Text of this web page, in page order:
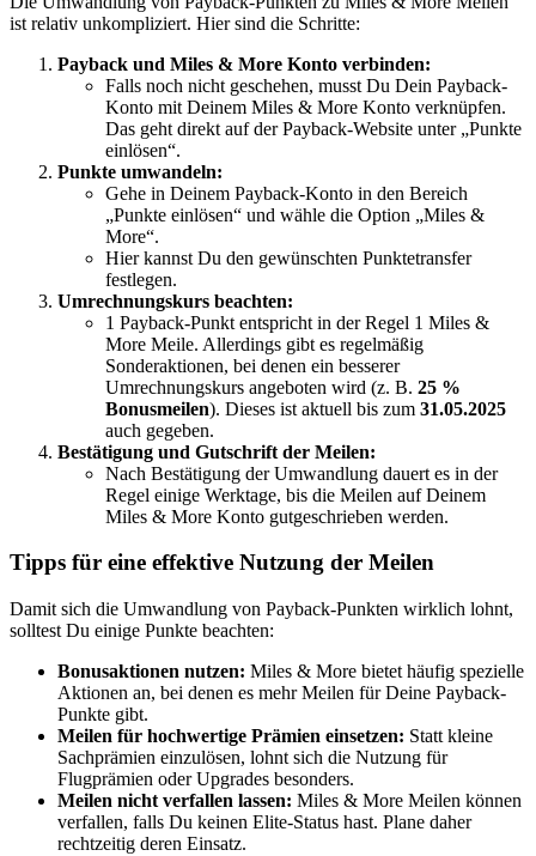
ist relativ unkompliziert. Hier sind die Schritte:
Payback und Miles & More Konto verbinden:
Falls noch nicht geschehen, musst Du Dein Payback-
Konto mit Deinem Miles & More Konto verknüpfen.
Das geht direkt auf der Payback-Website unter „Punkte
einlösen“.
Punkte umwandeln:
Gehe in Deinem Payback-Konto in den Bereich
„Punkte einlösen“ und wähle die Option „Miles &
More“.
Hier kannst Du den gewünschten Punktetransfer
festlegen.
Umrechnungskurs beachten:
1 Payback-Punkt entspricht in der Regel 1 Miles &
More Meile. Allerdings gibt es regelmäßig
Sonderaktionen, bei denen ein besserer
Umrechnungskurs angeboten wird (z. B. 25 %
Bonusmeilen). Dieses ist aktuell bis zum 31.05.2025
auch gegeben.
Bestätigung und Gutschrift der Meilen:
Nach Bestätigung der Umwandlung dauert es in der
Regel einige Werktage, bis die Meilen auf Deinem
Miles & More Konto gutgeschrieben werden.
Tipps für eine effektive Nutzung der Meilen
Damit sich die Umwandlung von Payback-Punkten wirklich lohnt,
solltest Du einige Punkte beachten:
Bonusaktionen nutzen: Miles & More bietet häufig spezielle
Aktionen an, bei denen es mehr Meilen für Deine Payback-
Punkte gibt.
Meilen für hochwertige Prämien einsetzen: Statt kleine
Sachprämien einzulösen, lohnt sich die Nutzung für
Flugprämien oder Upgrades besonders.
Meilen nicht verfallen lassen: Miles & More Meilen können
verfallen, falls Du keinen Elite-Status hast. Plane daher
rechtzeitig deren Einsatz.